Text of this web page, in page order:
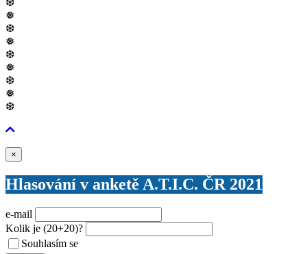
❆
❅
❆
❅
❆
❅
❆
❅
❆
×
Hlasování v anketě A.T.I.C. ČR 2021
e-mail
Kolik je (20+20)?
Souhlasím se